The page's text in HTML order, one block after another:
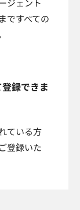
ジェント
ですべての
録できま
ている方
登録いた